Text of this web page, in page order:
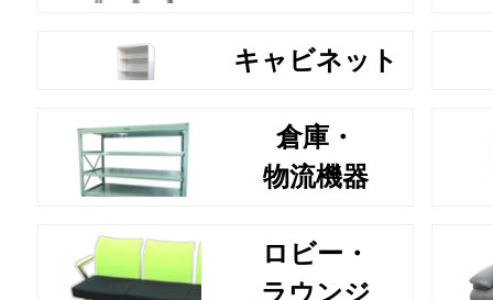
キャビネット
倉庫・
物流機器
ロビー・
ラウンジ